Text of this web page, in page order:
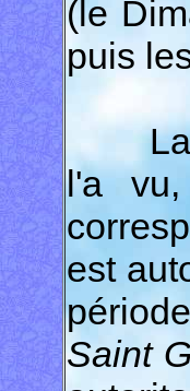
(le
puis
La
l'a vu,
est
Saint